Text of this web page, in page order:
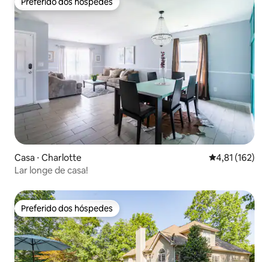
Preferido dos hóspedes
Casa ⋅ Charlotte 4,81 de uma
4,81 (162)
Lar longe de casa!
Preferido dos hóspedes
Preferido dos hóspedes